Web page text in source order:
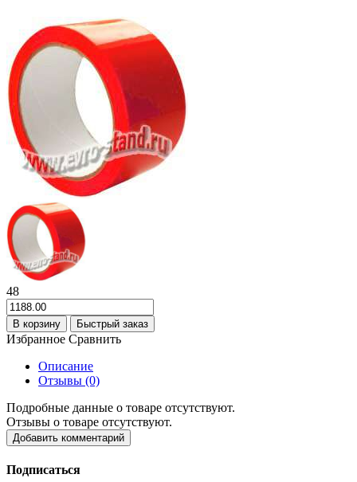
48
В корзину Быстрый заказ
Избранное Сравнить
Описание
Отзывы (0)
Подробные данные о товаре отсутствуют.
Отзывы о товаре отсутствуют.
Добавить комментарий
Подписаться